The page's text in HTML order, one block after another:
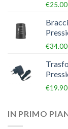
€25.00
€34.00
€19.90
IN PRIMO